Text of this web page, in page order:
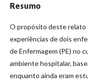
Resumo
O propósito deste relato
experiências de dois
de Enfermagem (PE) no
ambiente hospitalar,
enquanto ainda eram